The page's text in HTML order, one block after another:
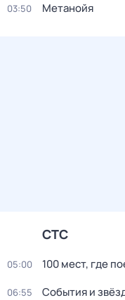
03:50 Метанойя
СТС
05:00 100 мест, где
06:55 События и